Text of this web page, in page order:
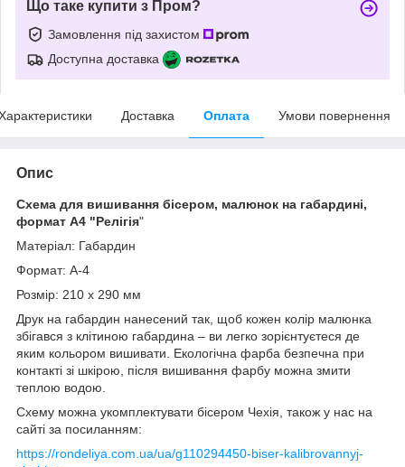
Що таке купити з Пром?
Замовлення під захистом
Доступна доставка
Доставка Оплата Умови повернення
Опис
Схема для вишивання бісером, малюнок на габардині,
формат А4 "Релігія"
Матеріал: Габардин
Формат: А-4
Розмір: 210 х 290 мм
Друк на габардин нанесений так, щоб кожен колір малюнка
збігався з клітиною габардина – ви легко зорієнтуєтеся де
яким кольором вишивати. Екологічна фарба безпечна при
контакті зі шкірою, після вишивання фарбу можна змити
теплою водою.
Схему можна укомплектувати бісером Чехія, також у нас на
сайті за посиланням:
https://rondeliya.com.ua/ua/g110294450-biser-kalibrovannyj-